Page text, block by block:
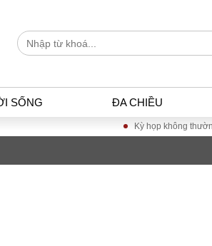
SỐNG ĐA CHIỀU
Kỳ họp không thường lệ